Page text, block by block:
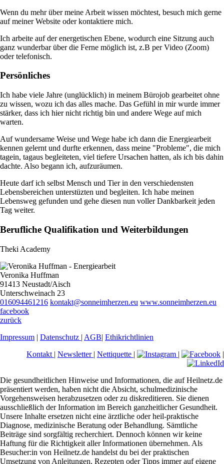
Wenn du mehr über meine Arbeit wissen möchtest, besuch mich gerne
auf meiner Website oder kontaktiere mich.
Ich arbeite auf der energetischen Ebene, wodurch eine Sitzung auch
ganz wunderbar über die Ferne möglich ist, z.B per Video (Zoom)
oder telefonisch.
Persönliches
Ich habe viele Jahre (unglücklich) in meinem Bürojob gearbeitet ohne
zu wissen, wozu ich das alles mache. Das Gefühl in mir wurde immer
stärker, dass ich hier nicht richtig bin und andere Wege auf mich
warten.
Auf wundersame Weise und Wege habe ich dann die Energiearbeit
kennen gelernt und durfte erkennen, dass meine "Probleme", die mich
tagein, tagaus begleiteten, viel tiefere Ursachen hatten, als ich bis dahin
dachte. Also begann ich, aufzuräumen.
Heute darf ich selbst Mensch und Tier in den verschiedensten
Lebensbereichen unterstüzten und begleiten. Ich habe meinen
Lebensweg gefunden und gehe diesen nun voller Dankbarkeit jeden
Tag weiter.
Berufliche Qualifikation und Weiterbildungen
Theki Academy
Veronika Huffman
91413 Neustadt/Aisch
Unterschweinach 23
016094461216 kontakt@sonneimherzen.eu www.sonneimherzen.eu
facebook
zurück
Impressum | Datenschutz | AGB| Ethikrichtlinien
Kontakt | Newsletter | Nettiquette | | |
Die gesundheitlichen Hinweise und Informationen, die auf Heilnetz.de
präsentiert werden, haben nicht die Absicht, schulmedizinische
Vorgehensweisen herabzusetzen oder zu diskreditieren. Sie dienen
ausschließlich der Information im Bereich ganzheitlicher Gesundheit.
Unsere Inhalte ersetzen nicht eine ärztliche oder heil-praktische
Diagnose, medizinische Beratung oder Behandlung. Sämtliche
Beiträge sind sorgfältig recherchiert. Dennoch können wir keine
Haftung für die Richtigkeit aller Informationen übernehmen. Als
Besucher:in von Heilnetz.de handelst du bei der praktischen
Umsetzung von Anleitungen, Rezepten oder Tipps immer auf eigene